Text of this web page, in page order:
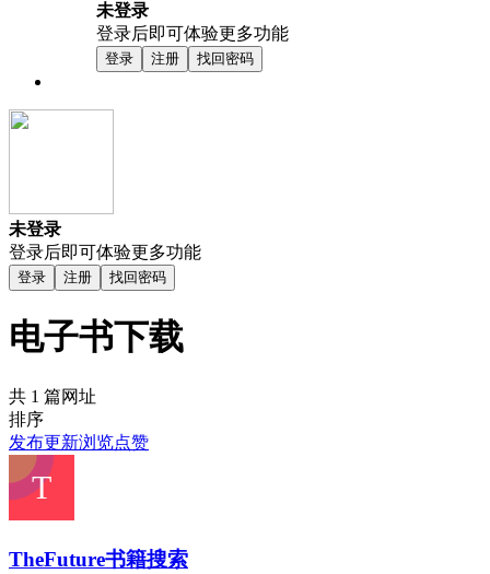
未登录
登录后即可体验更多功能
登录 注册 找回密码
未登录
登录后即可体验更多功能
登录 注册 找回密码
电子书下载
共 1 篇网址
排序
发布更新浏览点赞
TheFuture书籍搜索